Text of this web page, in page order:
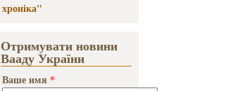
хроніка"
Отримувати новини
Вааду України
Ваше имя *